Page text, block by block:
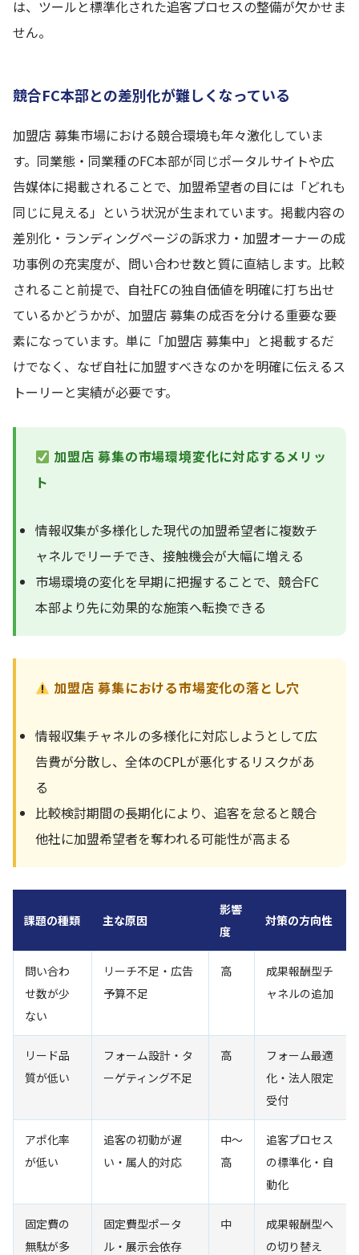
は、ツールと標準化された追客プロセスの整備が欠かせま
せん。
競合FC本部との差別化が難しくなっている
加盟店 募集市場における競合環境も年々激化していま
す。同業態・同業種のFC本部が同じポータルサイトや広
告媒体に掲載されることで、加盟希望者の目には「どれも
同じに見える」という状況が生まれています。掲載内容の
差別化・ランディングページの訴求力・加盟オーナーの成
功事例の充実度が、問い合わせ数と質に直結します。比較
されること前提で、自社FCの独自価値を明確に打ち出せ
ているかどうかが、加盟店 募集の成否を分ける重要な要
素になっています。単に「加盟店 募集中」と掲載するだ
けでなく、なぜ自社に加盟すべきなのかを明確に伝えるス
トーリーと実績が必要です。
加盟店 募集の市場環境変化に対応するメリッ
ト
情報収集が多様化した現代の加盟希望者に複数チ
ャネルでリーチでき、接触機会が大幅に増える
市場環境の変化を早期に把握することで、競合FC
本部より先に効果的な施策へ転換できる
加盟店 募集における市場変化の落とし穴
情報収集チャネルの多様化に対応しようとして広
告費が分散し、全体のCPLが悪化するリスクがあ
る
比較検討期間の長期化により、追客を怠ると競合
他社に加盟希望者を奪われる可能性が高まる
課題の種類 主な原因
影響
度
対策の方向性
問い合わ
せ数が少
ない
リーチ不足・広告
予算不足
高
成果報酬型チ
ャネルの追加
リード品
質が低い
フォーム設計・タ
ーゲティング不足
高
フォーム最適
化・法人限定
受付
アポ化率
が低い
追客の初動が遅
い・属人的対応
中〜
高
追客プロセス
の標準化・自
動化
固定費の
無駄が多
固定費型ポータ
ル・展示会依存
中
成果報酬型へ
の切り替え